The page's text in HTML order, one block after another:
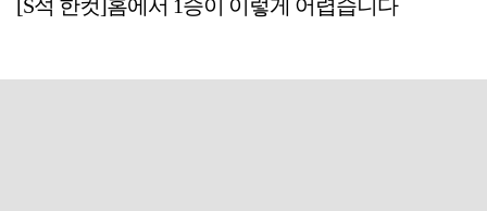
[S석 한컷]홈에서 1승이 이렇게 어렵습니다